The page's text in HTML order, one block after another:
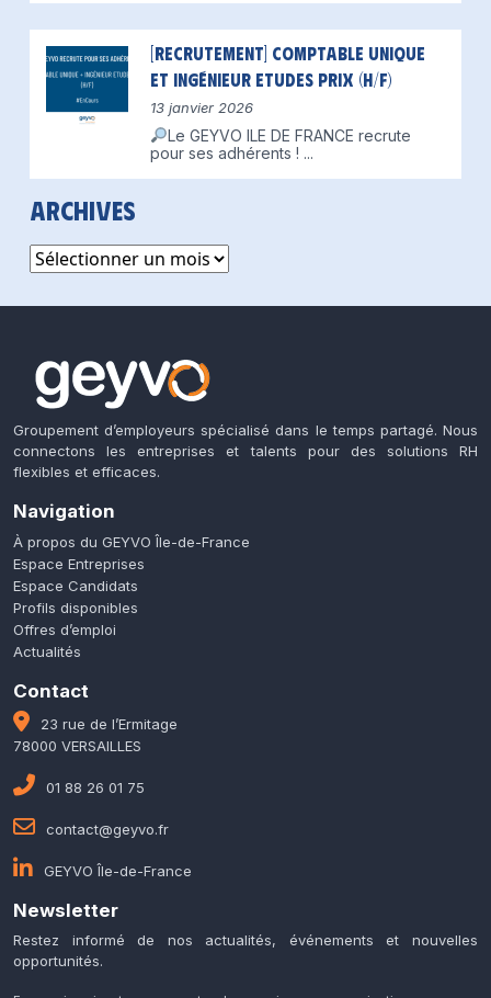
[Recrutement] Comptable unique
et Ingénieur Etudes Prix (H/F)
13 janvier 2026
Le GEYVO ILE DE FRANCE recrute
pour ses adhérents ! ...
Archives
Archives
Groupement d’employeurs spécialisé dans le temps partagé. Nous
connectons les entreprises et talents pour des solutions RH
flexibles et efficaces.
Navigation
À propos du GEYVO Île-de-France
Espace Entreprises
Espace Candidats
Profils disponibles
Offres d’emploi
Actualités
Contact
23 rue de l’Ermitage
78000 VERSAILLES
01 88 26 01 75
contact@geyvo.fr
GEYVO Île-de-France
Newsletter
Restez informé de nos actualités, événements et nouvelles
opportunités.